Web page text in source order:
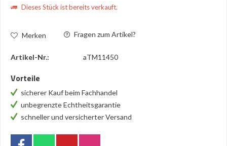
Dieses Stück ist bereits verkauft.
Merken Fragen zum Artikel?
Artikel-Nr.: aTM11450
Vorteile
sicherer Kauf beim Fachhandel
unbegrenzte Echtheitsgarantie
schneller und versicherter Versand